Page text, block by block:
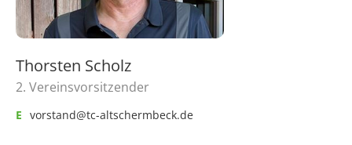
Thorsten Scholz
2. Vereinsvorsitzender
E vorstand@tc-altschermbeck.de